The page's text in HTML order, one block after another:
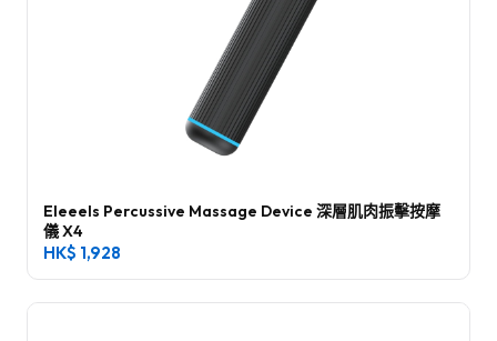
Eleeels Percussive Massage Device 深層肌肉振擊按摩
儀 X4
HK$ 1,928